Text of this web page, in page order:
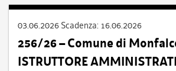
03.06.2026 Scadenza: 16.06.2026
256/26 – Comune di
ISTRUTTORE